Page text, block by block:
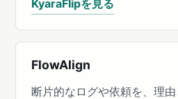
KyaraFlipを見る
FlowAlign
断片的なログや依頼を、理